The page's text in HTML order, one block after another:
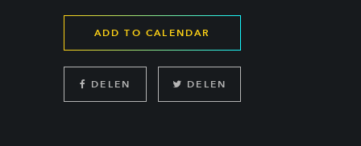
ADD TO CALENDAR
DELEN DELEN